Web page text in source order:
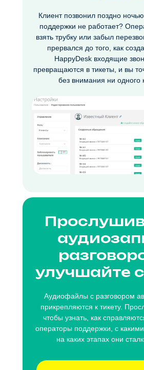
Клиент позвонил поздно
поддержки не работает?
взять трубку или забыл
прервался до того, как
HappyDesk входящие
превращаются в тикеты, и вы
без внимания ни одного
улучшайте
Аудиофайлы с разговором
прикрепляются к тикету.
чтобы узнать, как
операторы поддержки, с
на каких этапах они